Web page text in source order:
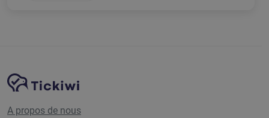
Navigation du sitePlate-forme Tickiwi
A propos de nous